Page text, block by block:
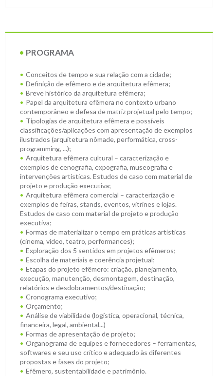
PROGRAMA
Conceitos de tempo e sua relação com a cidade;
Definição de efêmero e de arquitetura efêmera;
Breve histórico da arquitetura efêmera;
Papel da arquitetura efêmera no contexto urbano
contemporâneo e defesa de matriz projetual pelo tempo;
Tipologias de arquitetura efêmera e possíveis
classificações/aplicações com apresentação de exemplos
ilustrados (arquitetura nômade, performática, cross-
programming, ...);
Arquitetura efêmera cultural – caracterização e
exemplos de cenografia, expografia, museografia e
intervenções artísticas. Estudos de caso com material de
projeto e produção executiva;
Arquitetura efêmera comercial – caracterização e
exemplos de feiras, stands, eventos, vitrines e lojas.
Estudos de caso com material de projeto e produção
executiva;
Formas de materializar o tempo em práticas artísticas
(cinema, vídeo, teatro, performances);
Exploração dos 5 sentidos em projetos efêmeros;
Escolha de materiais e coerência projetual;
Etapas do projeto efêmero: criação, planejamento,
execução, manutenção, desmontagem, destinação,
relatórios e desdobramentos/destinação;
Cronograma executivo;
Orçamento;
Análise de viabilidade (logística, operacional, técnica,
financeira, legal, ambiental...)
Formas de apresentação de projeto;
Organograma de equipes e fornecedores – ferramentas,
softwares e seu uso crítico e adequado às diferentes
propostas e fases do projeto;
Efêmero, sustentabilidade e patrimônio.